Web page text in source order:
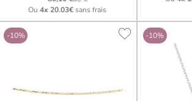
Ou4x 20.03€sans frais
-10% -10%